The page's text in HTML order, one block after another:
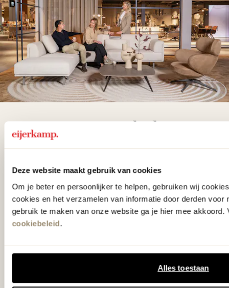
Deze website maakt gebruik van cookies
Om je beter en persoonlijker te helpen, gebruiken wij
cookies en het verzamelen van informatie door derden voor
gebruik te maken van onze website ga je hier mee akkoord.
cookiebeleid.
Alles toestaan
De woonwinkel
gezien op tv!
Wie kent het programma vtwonen
'Weer verliefd op je huis' niet? We
hebben met liefde de mooiste woon-,
slaap- en designcollecties
klassiekers en de nieuwste ontwerpen
in verrassende materialen en kleuren!